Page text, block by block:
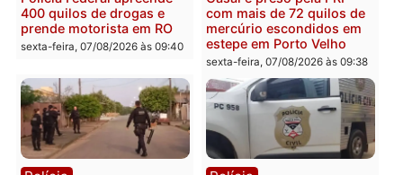
Política
ELEIÇÕES 2026 – TCE
alerta candidatos sobre
crise financeira do Estado
segunda-feira, 10/08/2026 às
07:22
Política
Marcos Rogério
Plano de Governo com
228 projetos, metas
públicas e
acompanhamento de
resultados